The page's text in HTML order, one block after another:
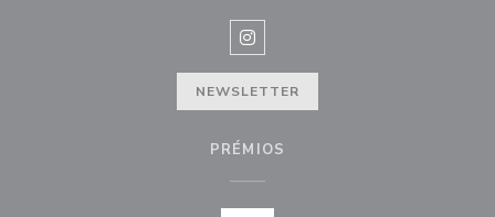
Instagram ((abre numa nova
NEWSLETTER
PRÉMIOS